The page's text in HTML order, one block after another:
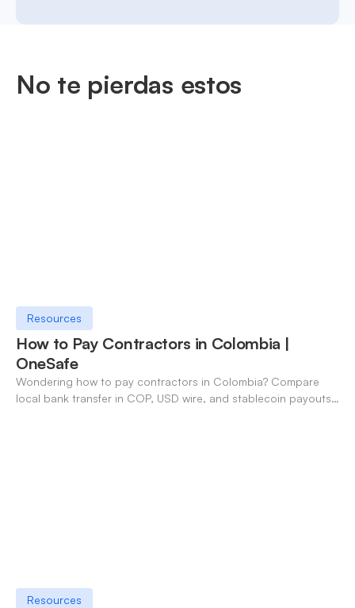
No te pierdas estos
Resources
How to Pay Contractors in Colombia |
OneSafe
Wondering how to pay contractors in Colombia? Compare
local bank transfer in COP, USD wire, and stablecoin payouts.
Resources